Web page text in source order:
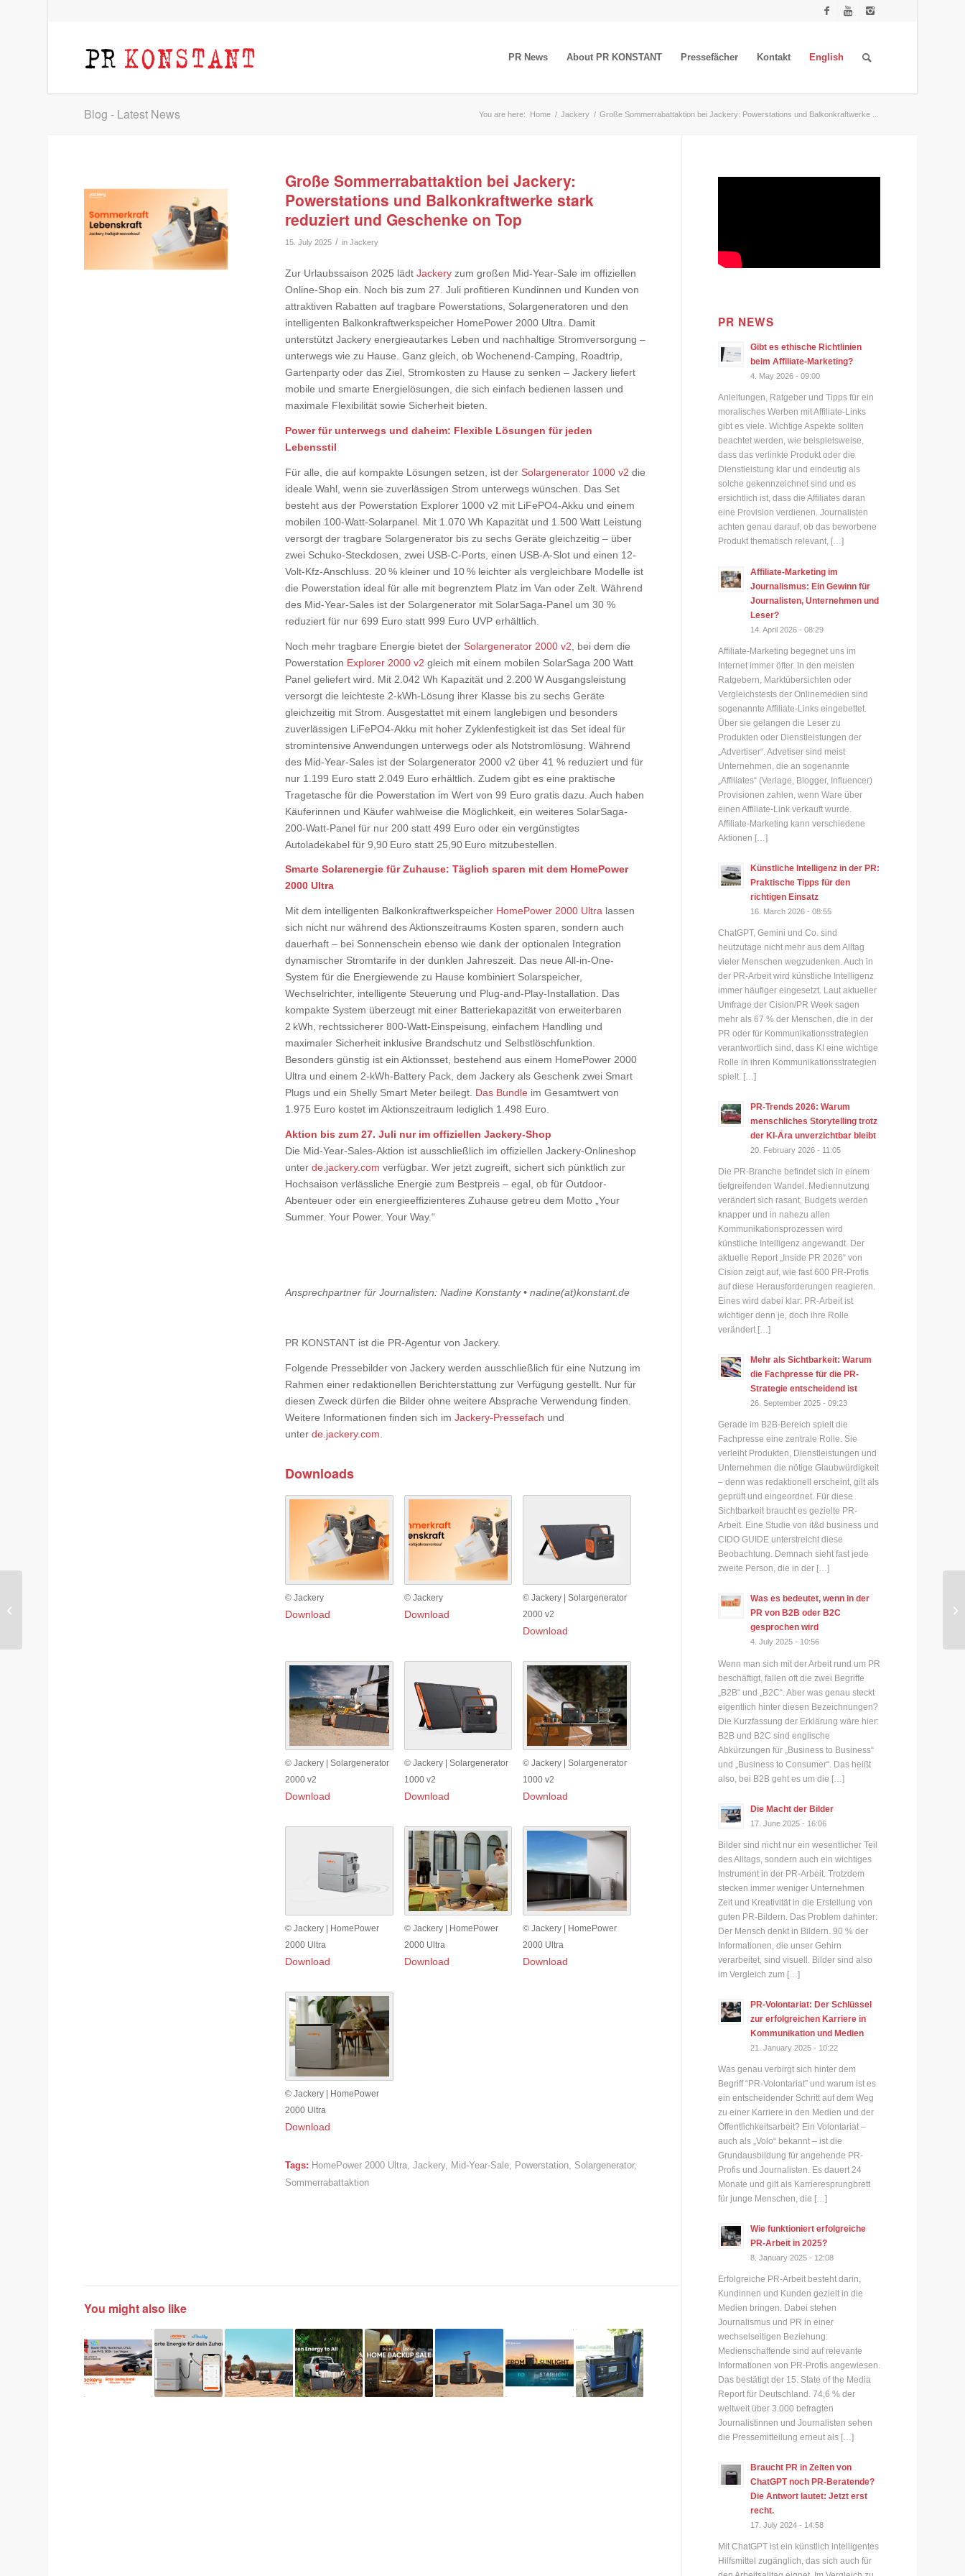
PR News About PR KONSTANT Pressefächer Kontakt English
Blog - Latest News You are here: Home / Jackery / Große Sommerrabattaktion bei Jackery: Powerstations und Balkonkraftwerke ...
Große Sommerrabattaktion bei Jackery:
Powerstations und Balkonkraftwerke stark
reduziert und Geschenke on Top
15. July 2025 / in Jackery
Zur Urlaubssaison 2025 lädt Jackeryzum großen Mid-Year-Sale im offiziellen
Online-Shop ein. Noch bis zum 27. Juli profitieren Kundinnen und Kunden von
attraktiven Rabatten auf tragbare Powerstations, Solargeneratoren und den
intelligenten Balkonkraftwerkspeicher HomePower 2000 Ultra. Damit
unterstützt Jackery energieautarkes Leben und nachhaltige Stromversorgung –
unterwegs wie zu Hause. Ganz gleich, ob Wochenend-Camping, Roadtrip,
Gartenparty oder das Ziel, Stromkosten zu Hause zu senken – Jackery liefert
mobile und smarte Energielösungen, die sich einfach bedienen lassen und
maximale Flexibilität sowie Sicherheit bieten.
Power für unterwegs und daheim: Flexible Lösungen für jeden
Lebensstil
Für alle, die auf kompakte Lösungen setzen, ist der Solargenerator 1000 v2 die
ideale Wahl, wenn sie zuverlässigen Strom unterwegs wünschen. Das Set
besteht aus der Powerstation Explorer 1000 v2 mit LiFePO4-Akku und einem
mobilen 100-Watt-Solarpanel. Mit 1.070 Wh Kapazität und 1.500 Watt Leistung
versorgt der tragbare Solargenerator bis zu sechs Geräte gleichzeitig – über
zwei Schuko-Steckdosen, zwei USB-C-Ports, einen USB-A-Slot und einen 12-
Volt-Kfz-Anschluss. 20 % kleiner und 10 % leichter als vergleichbare Modelle ist
die Powerstation ideal für alle mit begrenztem Platz im Van oder Zelt. Während
des Mid-Year-Sales ist der Solargenerator mit SolarSaga-Panel um 30 %
reduziert für nur 699 Euro statt 999 Euro UVP erhältlich.
Noch mehr tragbare Energie bietet der Solargenerator 2000 v2 , bei dem die
Powerstation Explorer 2000 v2 gleich mit einem mobilen SolarSaga 200 Watt
Panel geliefert wird. Mit 2.042 Wh Kapazität und 2.200 W Ausgangsleistung
versorgt die leichteste 2-kWh-Lösung ihrer Klasse bis zu sechs Geräte
gleichzeitig mit Strom. Ausgestattet mit einem langlebigen und besonders
zuverlässigen LiFePO4-Akku mit hoher Zyklenfestigkeit ist das Set ideal für
stromintensive Anwendungen unterwegs oder als Notstromlösung. Während
des Mid-Year-Sales ist der Solargenerator 2000 v2 über 41 % reduziert und für
nur 1.199 Euro statt 2.049 Euro erhältlich. Zudem gibt es eine praktische
Tragetasche für die Powerstation im Wert von 99 Euro gratis dazu. Auch haben
Käuferinnen und Käufer wahlweise die Möglichkeit, ein weiteres SolarSaga-
200-Watt-Panel für nur 200 statt 499 Euro oder ein vergünstigtes
Autoladekabel für 9,90 Euro statt 25,90 Euro mitzubestellen.
Smarte Solarenergie für Zuhause: Täglich sparen mit dem HomePower
2000 Ultra
Mit dem intelligenten Balkonkraftwerkspeicher HomePower 2000 Ultralassen
sich nicht nur während des Aktionszeitraums Kosten sparen, sondern auch
dauerhaft – bei Sonnenschein ebenso wie dank der optionalen Integration
dynamischer Stromtarife in der dunklen Jahreszeit. Das neue All-in-One-
System für die Energiewende zu Hause kombiniert Solarspeicher,
Wechselrichter, intelligente Steuerung und Plug-and-Play-Installation. Das
kompakte System überzeugt mit einer Batteriekapazität von erweiterbaren
2 kWh, rechtssicherer 800-Watt-Einspeisung, einfachem Handling und
maximaler Sicherheit inklusive Brandschutz und Selbstlöschfunktion.
Besonders günstig ist ein Aktionsset, bestehend aus einem HomePower 2000
Ultra und einem 2-kWh-Battery Pack, dem Jackery als Geschenk zwei Smart
Plugs und ein Shelly Smart Meter beilegt. Das Bundleim Gesamtwert von
1.975 Euro kostet im Aktionszeitraum lediglich 1.498 Euro.
Aktion bis zum 27. Juli nur im offiziellen Jackery-Shop
Die Mid-Year-Sales-Aktion ist ausschließlich im offiziellen Jackery-Onlineshop
unter de.jackery.com verfügbar. Wer jetzt zugreift, sichert sich pünktlich zur
Hochsaison verlässliche Energie zum Bestpreis – egal, ob für Outdoor-
Abenteuer oder ein energieeffizienteres Zuhause getreu dem Motto „Your
Summer. Your Power. Your Way.“
Ansprechpartner für Journalisten: Nadine Konstanty • nadine(at)konstant.de
PR KONSTANT ist die PR-Agentur von Jackery.
Folgende Pressebilder von Jackery werden ausschließlich für eine Nutzung im
Rahmen einer redaktionellen Berichterstattung zur Verfügung gestellt. Nur für
diesen Zweck dürfen die Bilder ohne weitere Absprache Verwendung finden.
Weitere Informationen finden sich im Jackery-Pressefach und
unter de.jackery.com
Downloads
© Jackery
Download
© Jackery
Download
© Jackery | Solargenerator
2000 v2
Download
© Jackery | Solargenerator
2000 v2
Download
© Jackery | Solargenerator
1000 v2
Download
© Jackery | Solargenerator
1000 v2
Download
© Jackery | HomePower
2000 Ultra
Download
© Jackery | HomePower
2000 Ultra
Download
© Jackery | HomePower
2000 Ultra
Download
© Jackery | HomePower
2000 Ultra
Download
Tags: HomePower 2000 Ultra, Jackery, Mid-Year-Sale, Powerstation, Solargenerator,
Sommerrabattaktion
You might also like
PR NEWS
Gibt es ethische Richtlinien
beim Affiliate-Marketing?
4. May 2026 - 09:00
Anleitungen, Ratgeber und Tipps für ein
moralisches Werben mit Affiliate-Links
gibt es viele. Wichtige Aspekte sollten
beachtet werden, wie beispielsweise,
dass das verlinkte Produkt oder die
Dienstleistung klar und eindeutig als
solche gekennzeichnet sind und es
ersichtlich ist, dass die Affiliates daran
eine Provision verdienen. Journalisten
achten genau darauf, ob das beworbene
Produkt thematisch relevant, […]
Affiliate-Marketing im
Journalismus: Ein Gewinn für
Journalisten, Unternehmen und
Leser?
14. April 2026 - 08:29
Affiliate-Marketing begegnet uns im
Internet immer öfter. In den meisten
Ratgebern, Marktübersichten oder
Vergleichstests der Onlinemedien sind
sogenannte Affiliate-Links eingebettet.
Über sie gelangen die Leser zu
Produkten oder Dienstleistungen der
„Advertiser“. Advetiser sind meist
Unternehmen, die an sogenannte
„Affiliates“ (Verlage, Blogger, Influencer)
Provisionen zahlen, wenn Ware über
einen Affiliate-Link verkauft wurde.
Affiliate-Marketing kann verschiedene
Aktionen […]
Künstliche Intelligenz in der PR:
Praktische Tipps für den
richtigen Einsatz
16. March 2026 - 08:55
ChatGPT, Gemini und Co. sind
heutzutage nicht mehr aus dem Alltag
vieler Menschen wegzudenken. Auch in
der PR-Arbeit wird künstliche Intelligenz
immer häufiger eingesetzt. Laut aktueller
Umfrage der Cision/PR Week sagen
mehr als 67 % der Menschen, die in der
PR oder für Kommunikationsstrategien
verantwortlich sind, dass KI eine wichtige
Rolle in ihren Kommunikationsstrategien
spielt. […]
PR-Trends 2026: Warum
menschliches Storytelling trotz
der KI-Ära unverzichtbar bleibt
20. February 2026 - 11:05
Die PR-Branche befindet sich in einem
tiefgreifenden Wandel. Mediennutzung
verändert sich rasant, Budgets werden
knapper und in nahezu allen
Kommunikationsprozessen wird
künstliche Intelligenz angewandt. Der
aktuelle Report „Inside PR 2026“ von
Cision zeigt auf, wie fast 600 PR-Profis
auf diese Herausforderungen reagieren.
Eines wird dabei klar: PR-Arbeit ist
wichtiger denn je, doch ihre Rolle
verändert […]
Mehr als Sichtbarkeit: Warum
die Fachpresse für die PR-
Strategie entscheidend ist
26. September 2025 - 09:23
Gerade im B2B-Bereich spielt die
Fachpresse eine zentrale Rolle. Sie
verleiht Produkten, Dienstleistungen und
Unternehmen die nötige Glaubwürdigkeit
– denn was redaktionell erscheint, gilt als
geprüft und eingeordnet. Für diese
Sichtbarkeit braucht es gezielte PR-
Arbeit. Eine Studie von it&d business und
CIDO GUIDE unterstreicht diese
Beobachtung. Demnach sieht fast jede
zweite Person, die in der […]
Was es bedeutet, wenn in der
PR von B2B oder B2C
gesprochen wird
4. July 2025 - 10:56
Wenn man sich mit der Arbeit rund um PR
beschäftigt, fallen oft die zwei Begriffe
„B2B“ und „B2C“. Aber was genau steckt
eigentlich hinter diesen Bezeichnungen?
Die Kurzfassung der Erklärung wäre hier:
B2B und B2C sind englische
Abkürzungen für „Business to Business“
und „Business to Consumer“. Das heißt
also, bei B2B geht es um die […]
Die Macht der Bilder
17. June 2025 - 16:06
Bilder sind nicht nur ein wesentlicher Teil
des Alltags, sondern auch ein wichtiges
Instrument in der PR-Arbeit. Trotzdem
stecken immer weniger Unternehmen
Zeit und Kreativität in die Erstellung von
guten PR-Bildern. Das Problem dahinter:
Der Mensch denkt in Bildern. 90 % der
Informationen, die unser Gehirn
verarbeitet, sind visuell. Bilder sind also
im Vergleich zum […]
PR-Volontariat: Der Schlüssel
zur erfolgreichen Karriere in
Kommunikation und Medien
21. January 2025 - 10:22
Was genau verbirgt sich hinter dem
Begriff “PR-Volontariat” und warum ist es
ein entscheidender Schritt auf dem Weg
zu einer Karriere in den Medien und der
Öffentlichkeitsarbeit? Ein Volontariat –
auch als „Volo“ bekannt – ist die
Grundausbildung für angehende PR-
Profis und Journalisten. Es dauert 24
Monate und gilt als Karrieresprungbrett
für junge Menschen, die […]
Wie funktioniert erfolgreiche
PR-Arbeit in 2025?
8. January 2025 - 12:08
Erfolgreiche PR-Arbeit besteht darin,
Kundinnen und Kunden gezielt in die
Medien bringen. Dabei stehen
Journalismus und PR in einer
wechselseitigen Beziehung:
Medienschaffende sind auf relevante
Informationen von PR-Profis angewiesen.
Das bestätigt der 15. State of the Media
Report für Deutschland. 74,6 % der
weltweit über 3.000 befragten
Journalistinnen und Journalisten sehen
die Pressemitteilung erneut als […]
Braucht PR in Zeiten von
ChatGPT noch PR-Beratende?
Die Antwort lautet: Jetzt erst
recht.
17. July 2024 - 14:58
Mit ChatGPT ist ein künstlich intelligentes
Hilfsmittel zugänglich, das sich auch für